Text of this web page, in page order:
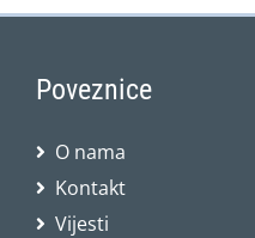
Poveznice
O nama
Kontakt
Vijesti